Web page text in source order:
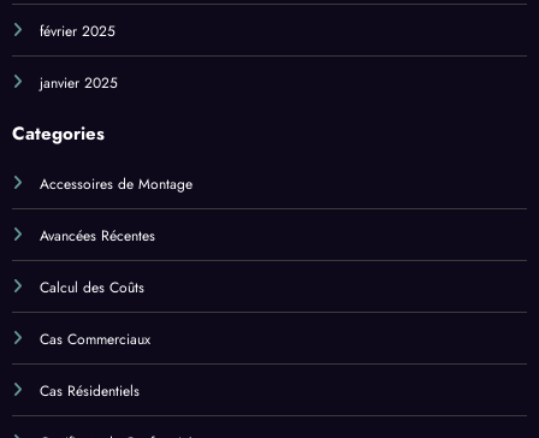
février 2025
janvier 2025
Categories
Accessoires de Montage
Avancées Récentes
Calcul des Coûts
Cas Commerciaux
Cas Résidentiels